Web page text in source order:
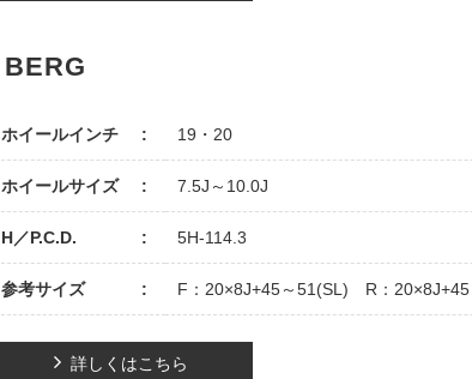
BERG
ホイールインチ 19・20
ホイールサイズ 7.5J～10.0J
H／P.C.D. 5H-114.3
参考サイズ F：20×8J+45～51(SL) R：20×8J+45
詳しくはこちら